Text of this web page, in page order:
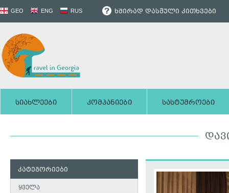
GEO ENG RUS ხშირად დასმული კითხვები
სიახლეები კომპანიები სასტუმროები
კატეგორიები
ყველა